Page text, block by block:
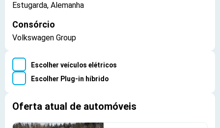
Estugarda, Alemanha
Consórcio
Volkswagen Group
Escolher veículos elétricos
Escolher Plug-in híbrido
Oferta atual de automóveis